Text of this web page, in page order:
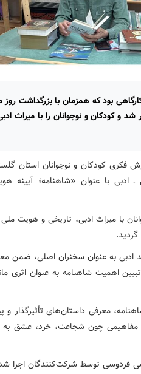
بود که همزمان با بزرگداشت
شد و کودکان و نوجوانان را با میراث
فکری کودکان و نوجوانان استان
با میراث ادبی، تاریخی و هویت
ادبی به عنوان سخنران اصلی،
اهمیت شاهنامه به عنوان اثری
معرفی داستان‌های تأثیرگذار و
مفاهیمی چون شجاعت، خرد، عشق به
فردوسی توسط شرکت‌کنندگان اجرا